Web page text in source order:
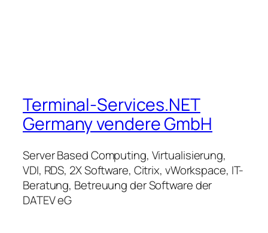
Terminal-Services.NET
Germany vendere GmbH
Server Based Computing, Virtualisierung,
VDI, RDS, 2X Software, Citrix, vWorkspace, IT-
Beratung, Betreuung der Software der
DATEV eG